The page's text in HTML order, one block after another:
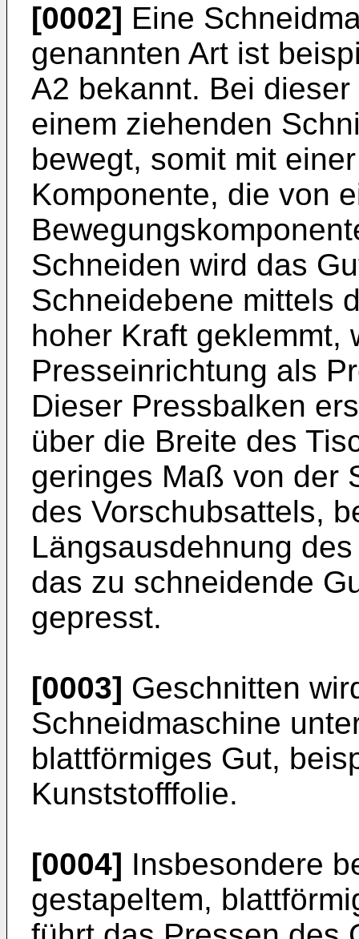
[0002] Eine
genannten Art ist
A2 bekannt. Bei
einem ziehenden
bewegt, somit mit
Komponente, die von
Schneiden wird das
Schneidebene mittels
hoher Kraft geklemmt,
Presseinrichtung als
Dieser Pressbalken
über die Breite des
geringes Maß von der
des Vorschubsattels,
Längsausdehnung
das zu schneidende
gepresst.
[0003] Geschnitten
Schneidmaschine
blattförmiges Gut,
Kunststofffolie.
[0004] Insbesondere
gestapeltem,